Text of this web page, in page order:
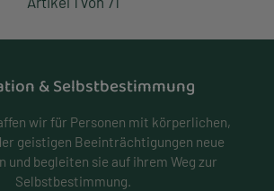
& Selbstbestimmung
wir für Personen mit körperlichen,
geistigen Beeinträchtigungen neue
und begleiten sie auf ihrem Weg zur
Selbstbestimmung.